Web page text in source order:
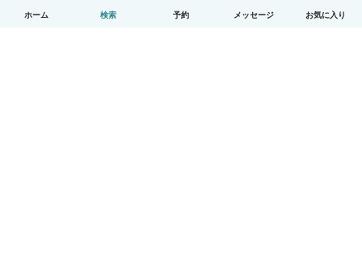
ホーム 検索 予約 メッセージ お気に入り